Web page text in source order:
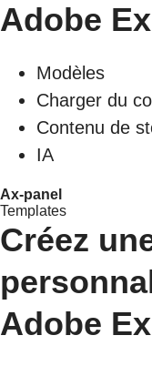
Adobe
Modèles
Charger du
Contenu de
IA
Ax-panel
Templates
Créez
Adobe